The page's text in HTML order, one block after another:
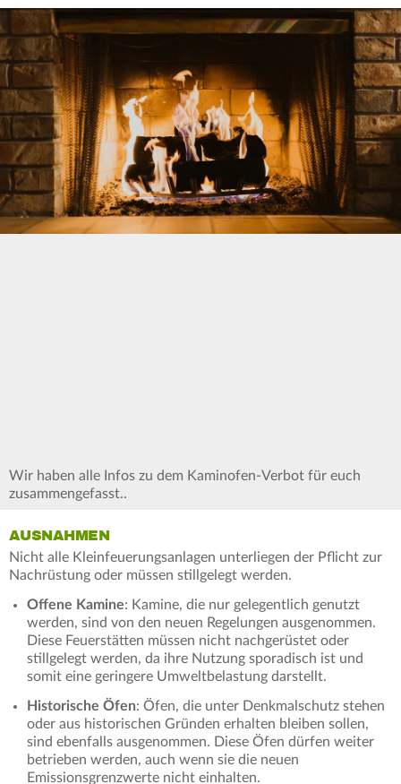
Wir haben alle Infos zu dem Kaminofen-Verbot für euch
zusammengefasst..
AUSNAHMEN
Nicht alle Kleinfeuerungsanlagen unterliegen der Pflicht zur
Nachrüstung oder müssen stillgelegt werden.
Offene Kamine: Kamine, die nur gelegentlich genutzt
werden, sind von den neuen Regelungen ausgenommen.
Diese Feuerstätten müssen nicht nachgerüstet oder
stillgelegt werden, da ihre Nutzung sporadisch ist und
somit eine geringere Umweltbelastung darstellt.
Historische Öfen: Öfen, die unter Denkmalschutz stehen
oder aus historischen Gründen erhalten bleiben sollen,
sind ebenfalls ausgenommen. Diese Öfen dürfen weiter
betrieben werden, auch wenn sie die neuen
Emissionsgrenzwerte nicht einhalten.